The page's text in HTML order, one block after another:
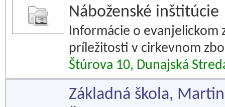
Náboženské inštitúcie
Informácie o
príležitosti v cirkevnom
Štúrova 10, Dunajská
Základná škola, Martin